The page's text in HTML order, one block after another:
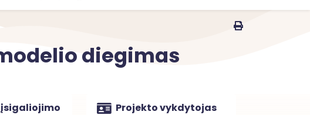
diegimas
Projekto vykdytojas